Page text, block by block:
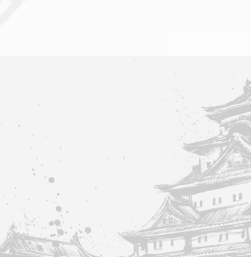
お知らせ
なごや英傑 体験・イベント